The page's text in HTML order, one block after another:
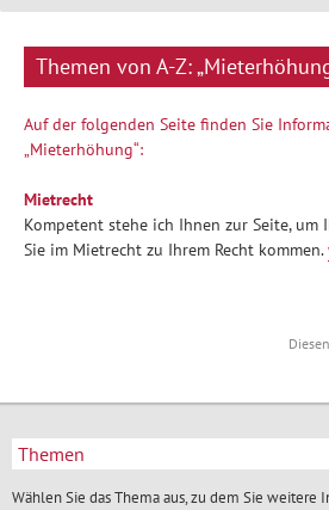
Themen von A-Z:
Auf der folgenden Seite finden Sie
„Mieterhöhung“:
Mietrecht
Kompetent stehe ich Ihnen zur Seite, um
Sie im Mietrecht zu Ihrem Recht kommen.
Themen
Wählen Sie das Thema aus, zu dem Sie weitere